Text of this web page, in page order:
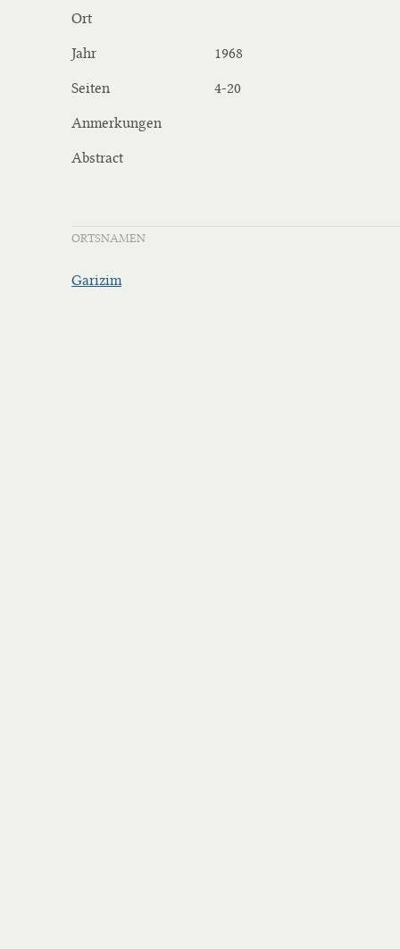
Ort
Jahr 1968
Seiten 4-20
Anmerkungen
Abstract
ORTSNAMEN
Garizim